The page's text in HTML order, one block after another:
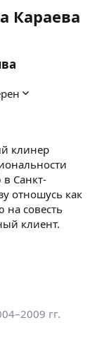
Караева
клинер
Санкт-
отношусь как
на совесть
клиент.
(съезд/
гг.